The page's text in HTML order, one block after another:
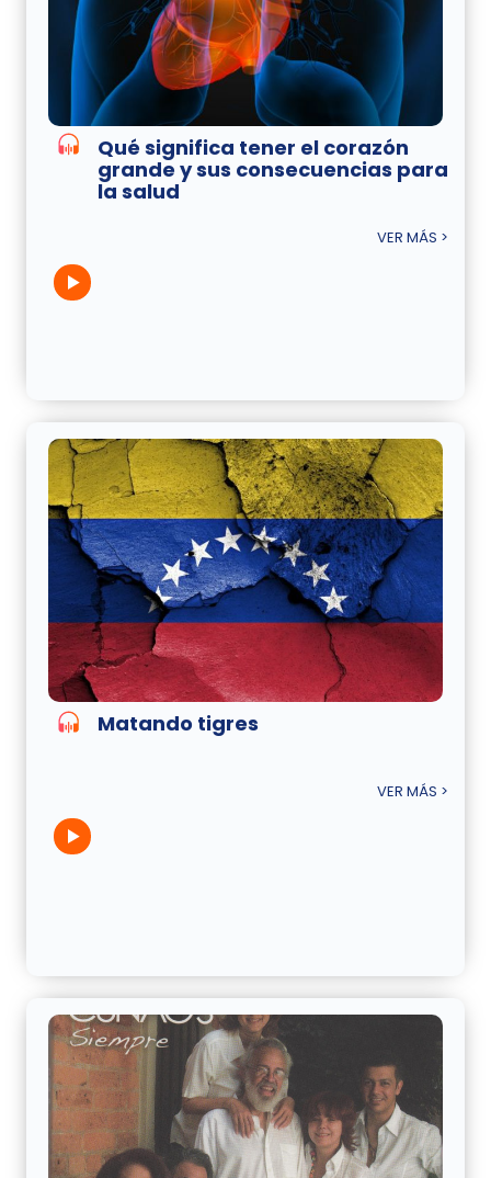
Qué significa tener el corazón
grande y sus consecuencias para
la salud
VER MÁS >
Matando tigres
VER MÁS >